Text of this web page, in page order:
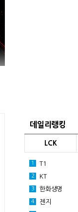
데일리랭킹
LCK
1 T1
2 KT
3 한화생명
4 젠지